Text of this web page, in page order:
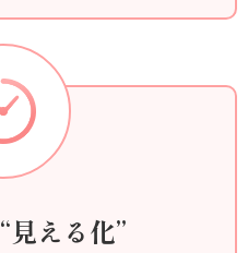
見える化”